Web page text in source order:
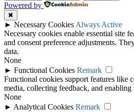
Powered by
✖
► Necessary Cookies Always Active
Necessary cookies enable essential site
and consent preference adjustments.
data.
None
► Functional Cookies Remark
Functional cookies support features like
media, collecting feedback, and
None
► Analytical Cookies Remark